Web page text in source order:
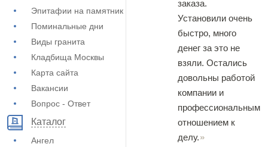
Эпитафии на памятник
Поминальные дни
Виды гранита
Кладбища Москвы
Карта сайта
Вакансии
Вопрос - Ответ
Каталог
Ангел
заказа.
Установили очень
быстро, много
денег за это не
взяли. Остались
довольны работой
компании и
профессиональным
отношением к
делу.